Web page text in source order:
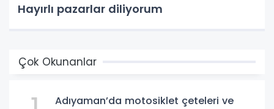
Hayırlı pazarlar diliyorum
Çok Okunanlar
Adıyaman’da motosiklet çeteleri ve